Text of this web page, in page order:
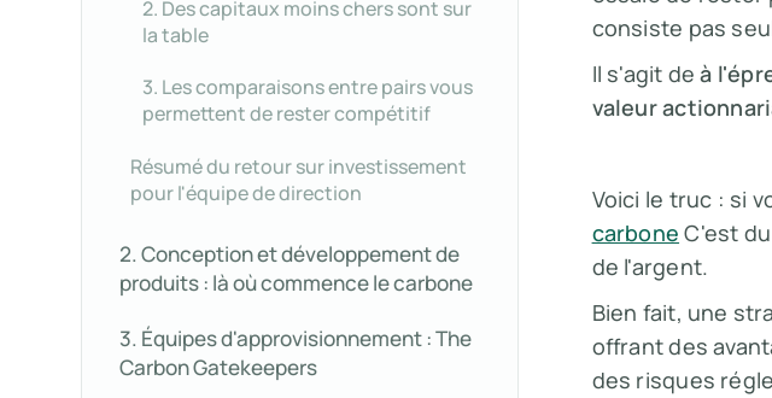
2. Des capitaux moins chers sont sur
la table
3. Les comparaisons entre pairs vous
permettent de rester compétitif
Résumé du retour sur investissement
pour l'équipe de direction
2. Conception et développement de
produits : là où commence le carbone
3. Équipes d'approvisionnement : The
Carbon Gatekeepers
consiste pas
Il s'agit deà
valeur
Voici le truc : si
carbone C'est
de l'argent.
Bien fait, une
offrant des
des risques